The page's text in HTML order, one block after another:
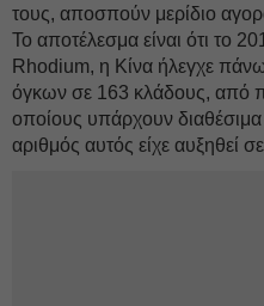
τους, αποσπούν μερίδιο
Το αποτέλεσμα είναι ότι το
Rhodium, η Κίνα ήλεγχε
όγκων σε 163 κλάδους, από
οποίους υπάρχουν διαθέσιμα
αριθμός αυτός είχε αυξηθεί